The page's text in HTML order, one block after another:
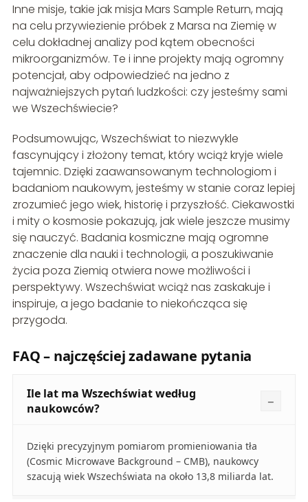
Inne misje, takie jak misja Mars Sample Return, mają
na celu przywiezienie próbek z Marsa na Ziemię w
celu dokładnej analizy pod kątem obecności
mikroorganizmów. Te i inne projekty mają ogromny
potencjał, aby odpowiedzieć na jedno z
najważniejszych pytań ludzkości: czy jesteśmy sami
we Wszechświecie?
Podsumowując, Wszechświat to niezwykle
fascynujący i złożony temat, który wciąż kryje wiele
tajemnic. Dzięki zaawansowanym technologiom i
badaniom naukowym, jesteśmy w stanie coraz lepiej
zrozumieć jego wiek, historię i przyszłość. Ciekawostki
i mity o kosmosie pokazują, jak wiele jeszcze musimy
się nauczyć. Badania kosmiczne mają ogromne
znaczenie dla nauki i technologii, a poszukiwanie
życia poza Ziemią otwiera nowe możliwości i
perspektywy. Wszechświat wciąż nas zaskakuje i
inspiruje, a jego badanie to niekończąca się
przygoda.
FAQ – najczęściej zadawane pytania
Ile lat ma Wszechświat według
naukowców?
Dzięki precyzyjnym pomiarom promieniowania tła
(Cosmic Microwave Background – CMB), naukowcy
szacują wiek Wszechświata na około 13,8 miliarda lat.